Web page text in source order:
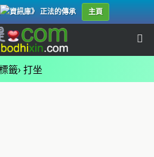
籤› 打坐
資訊庫》 正法的傳承 主頁